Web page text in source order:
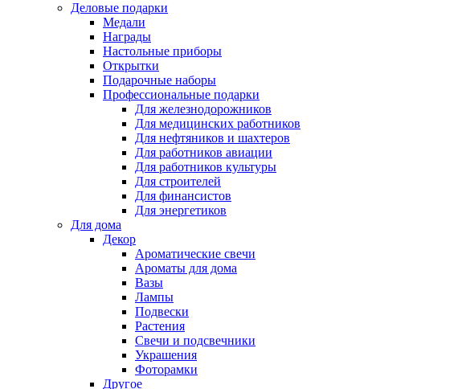
Деловые подарки
Медали
Награды
Настольные приборы
Открытки
Подарочные наборы
Профессиональные подарки
Для железнодорожников
Для медицинских работников
Для нефтяников и шахтеров
Для работников авиации
Для работников культуры
Для строителей
Для финансистов
Для энергетиков
Для дома
Декор
Ароматические свечи
Ароматы для дома
Вазы
Лампы
Подвески
Растения
Свечи и подсвечники
Украшения
Фоторамки
Другое